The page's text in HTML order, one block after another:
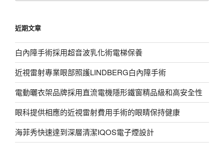
字:
近期文章
白內障手術採用超音波乳化術電梯保養
近視雷射專業眼部照護LINDBERG白內障手術
電動曬衣架品牌採用直流電機隱形鐵窗精品級和高安全性
眼科提供相應的近視雷射費用手術的眼睛保持健康
海菲秀快速達到深層清潔IQOS電子煙設計